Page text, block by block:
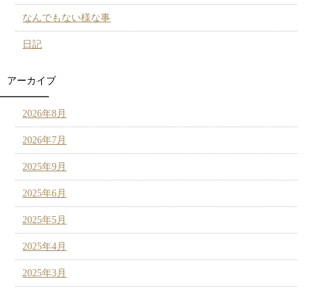
なんでもない様な事
日記
アーカイブ
2026年8月
2026年7月
2025年9月
2025年6月
2025年5月
2025年4月
2025年3月